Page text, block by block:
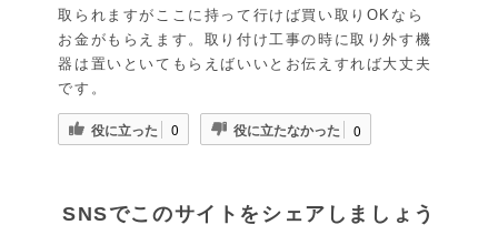
取られますがここに持って行けば買い取りOKなら
お金がもらえます。取り付け工事の時に取り外す機
器は置いといてもらえばいいとお伝えすれば大丈夫
です。
役に立った 0 役に立たなかった 0
SNSでこのサイトをシェアしましょう